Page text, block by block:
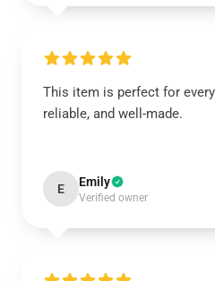
This item is perfect for
reliable, and well-made.
E Emily
Verified owner